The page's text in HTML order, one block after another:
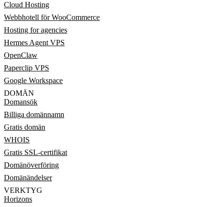
Cloud Hosting
Webbhotell för WooCommerce
Hosting for agencies
Hermes Agent VPS
OpenClaw
Paperclip VPS
Google Workspace
DOMÄN
Domansök
Billiga domännamn
Gratis domän
WHOIS
Gratis SSL-certifikat
Domänöverföring
Domänändelser
VERKTYG
Horizons